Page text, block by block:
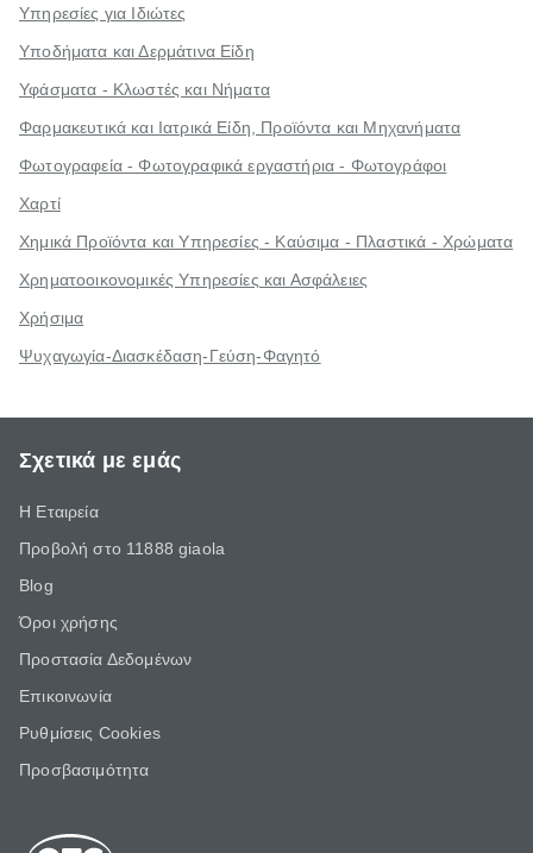
Υπηρεσίες για Ιδιώτες
Υποδήματα και Δερμάτινα Είδη
Υφάσματα - Κλωστές και Νήματα
Φαρμακευτικά και Ιατρικά Είδη, Προϊόντα και Μηχανήματα
Φωτογραφεία - Φωτογραφικά εργαστήρια - Φωτογράφοι
Χαρτί
Χημικά Προϊόντα και Υπηρεσίες - Καύσιμα - Πλαστικά - Χρώματα
Χρηματοοικονομικές Υπηρεσίες και Ασφάλειες
Χρήσιμα
Ψυχαγωγία-Διασκέδαση-Γεύση-Φαγητό
Σχετικά με εμάς
Η Εταιρεία
Προβολή στο 11888 giaola
Blog
Όροι χρήσης
Προστασία Δεδομένων
Επικοινωνία
Ρυθμίσεις Cookies
Προσβασιμότητα